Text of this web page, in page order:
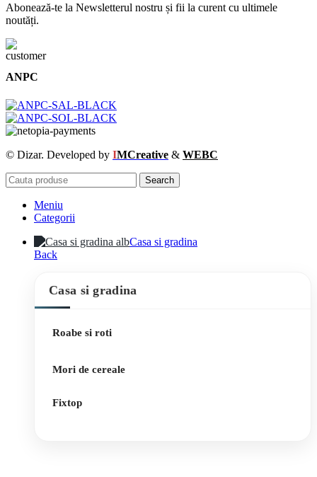
Abonează-te la Newsletterul nostru și fii la curent cu ultimele
noutăți.
ANPC
© Dizar. Developed by IMCreative & WEBC
Search
Meniu
Categorii
Casa si gradina
Back
Casa si gradina
Roabe si roti
Mori de cereale
Fixtop